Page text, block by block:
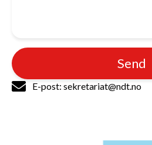
Send
E-post: sekretariat@ndt.no